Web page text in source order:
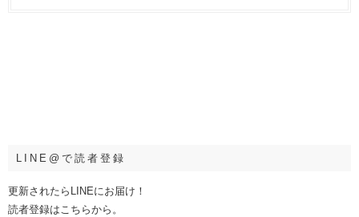
LINE@で読者登録
更新されたらLINEにお届け！
読者登録はこちらから。